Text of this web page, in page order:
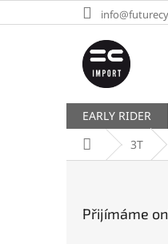
na
EARLY RIDER
Domů 3T
Přijímáme